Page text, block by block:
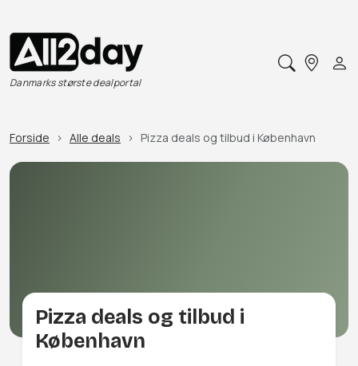
Danmarks største dealportal
Forside Alle deals Pizza deals og tilbud i København
Pizza deals og tilbud i
København